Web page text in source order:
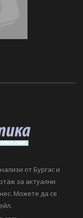
от Бургас и
за актуални
Можете да се